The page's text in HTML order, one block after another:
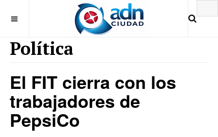
Política
El FIT cierra con los
trabajadores de
PepsiCo